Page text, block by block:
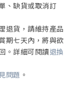
24）
、缺貨或取消訂
退貨，請維持產品
期七天內，將與欲
。詳細可閱讀退換
問題 。